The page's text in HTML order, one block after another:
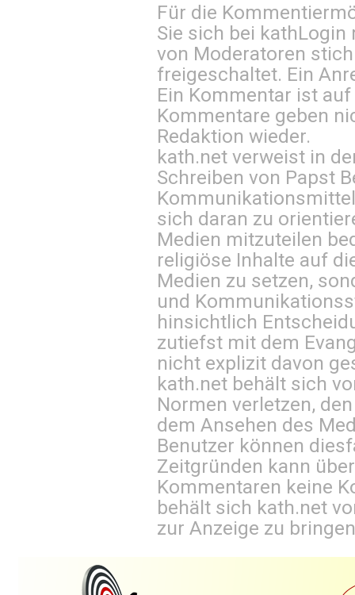
Für die
Sie sich bei kathLogin
von Moderatoren
freigeschaltet. Ein
Ein Kommentar ist
Kommentare geben
Redaktion wieder.
kath.net verweist in
Schreiben von Papst
sich daran zu
Medien mitzuteilen
religiöse Inhalte auf
Medien zu setzen,
und
hinsichtlich
zutiefst mit dem
nicht explizit davon
kath.net behält sich
Normen verletzen,
dem Ansehen des
Benutzer können
Zeitgründen kann
Kommentaren keine
behält sich kath.net
zur Anzeige zu